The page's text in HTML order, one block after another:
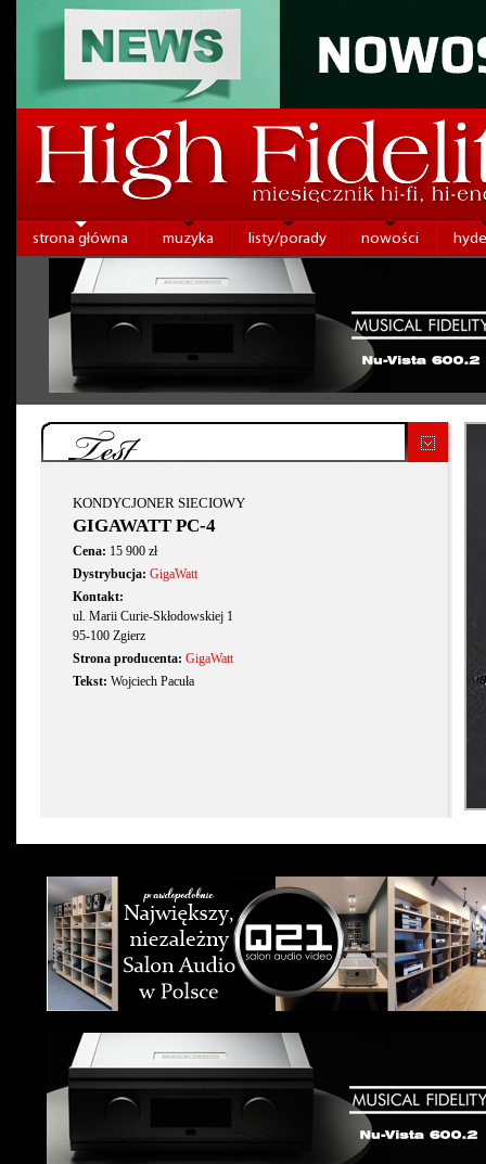
strona główna muzyka listy/porady nowości
Test
KONDYCJONER SIECIOWY
GIGAWATT PC-4
Cena: 15 900 zł
Dystrybucja: GigaWatt
Kontakt:
ul. Marii Curie-Skłodowskiej 1
95-100 Zgierz
Strona producenta: GigaWatt
Tekst: Wojciech Pacuła